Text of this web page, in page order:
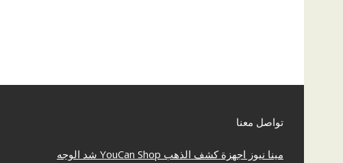
تواصل معنا
مينا نيوز اجهزة كشف الذهب YouCan Shop شد الوجه